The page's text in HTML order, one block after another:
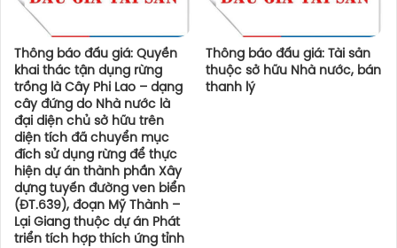
Thông báo đấu giá: Quyền
khai thác tận dụng rừng
trồng là Cây Phi Lao – dạng
cây đứng do Nhà nước là
đại diện chủ sở hữu trên
diện tích đã chuyển mục
đích sử dụng rừng để thực
hiện dự án thành phần Xây
dựng tuyến đường ven biển
(ĐT.639), đoạn Mỹ Thành –
Lại Giang thuộc dự án Phát
triển tích hợp thích ứng tỉnh
Thông báo đấu giá: Tài sản
thuộc sở hữu Nhà nước, bán
thanh lý